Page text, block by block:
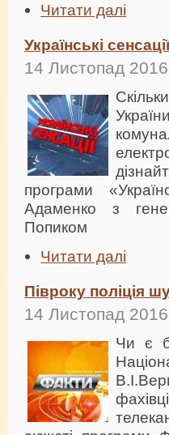
Читати далі
Українські
14 Листопад 2016
програми
Адаменко з
Попиком
Читати далі
Півроку поліція
14 Листопад 2016
Чи є